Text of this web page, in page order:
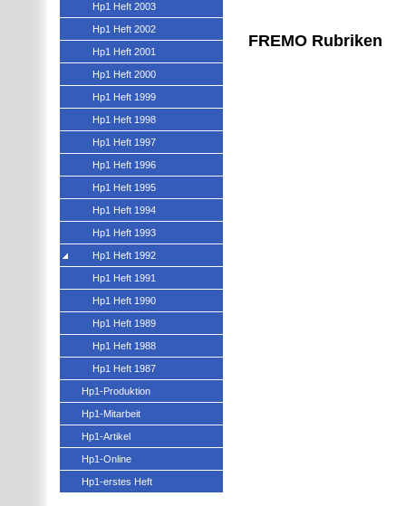
FREMO Rubriken
Hp1 Heft 2003
Hp1 Heft 2002
Hp1 Heft 2001
Hp1 Heft 2000
Hp1 Heft 1999
Hp1 Heft 1998
Hp1 Heft 1997
Hp1 Heft 1996
Hp1 Heft 1995
Hp1 Heft 1994
Hp1 Heft 1993
Hp1 Heft 1992
Hp1 Heft 1991
Hp1 Heft 1990
Hp1 Heft 1989
Hp1 Heft 1988
Hp1 Heft 1987
Hp1-Produktion
Hp1-Mitarbeit
Hp1-Artikel
Hp1-Online
Hp1-erstes Heft